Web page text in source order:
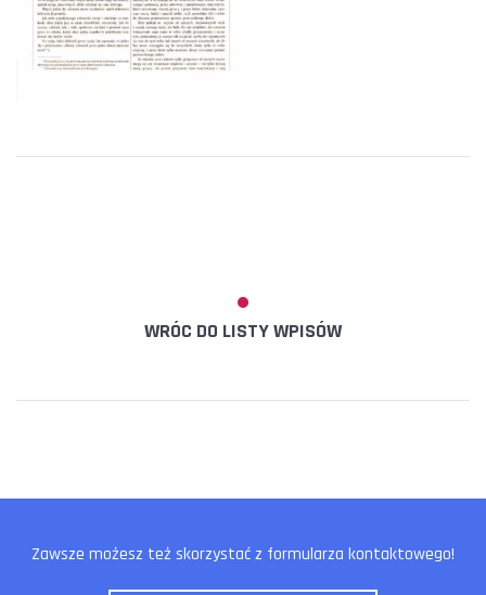
WRÓC DO LISTY WPISÓW
Zawsze możesz też skorzystać z formularza kontaktowego!